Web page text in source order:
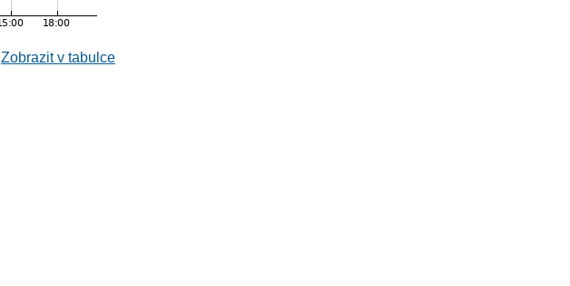
Zobrazit v tabulce